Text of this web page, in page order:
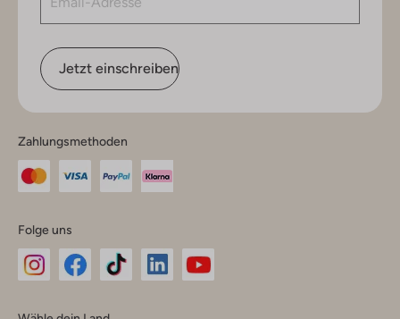
Jetzt einschreiben
Zahlungsmethoden
Folge uns